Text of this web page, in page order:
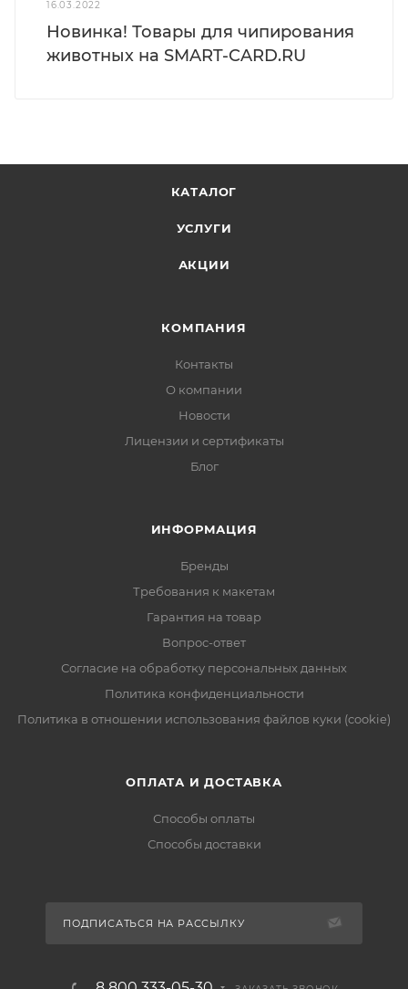
16.03.2022
Новинка! Товары для чипирования
животных на SMART-CARD.RU
КАТАЛОГ
УСЛУГИ
АКЦИИ
КОМПАНИЯ
Контакты
О компании
Новости
Лицензии и сертификаты
Блог
ИНФОРМАЦИЯ
Бренды
Требования к макетам
Гарантия на товар
Вопрос-ответ
Согласие на обработку персональных данных
Политика конфиденциальности
Политика в отношении использования файлов куки (cookie)
ОПЛАТА И ДОСТАВКА
Способы оплаты
Способы доставки
ПОДПИСАТЬСЯ НА РАССЫЛКУ